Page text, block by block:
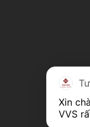
Xin
VVS